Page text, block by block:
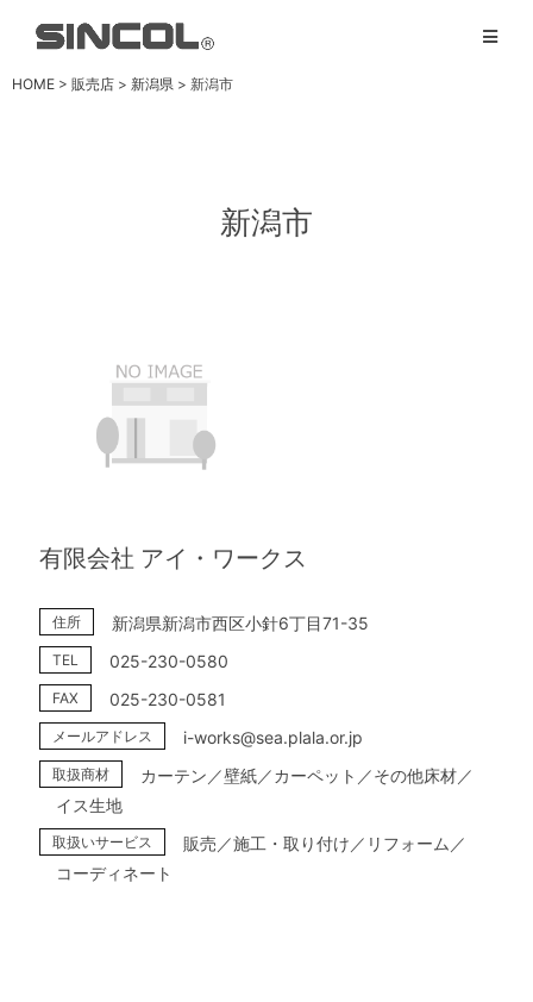
HOME > 販売店 > 新潟県 > 新潟市
新潟市
有限会社 アイ・ワークス
住所 新潟県新潟市西区小針6丁目71-35
TEL 025-230-0580
FAX 025-230-0581
メールアドレス i-works@sea.plala.or.jp
取扱商材
カーテン／壁紙／カーペット／その他床材／
イス生地
取扱いサービス
販売／施工・取り付け／リフォーム／
コーディネート